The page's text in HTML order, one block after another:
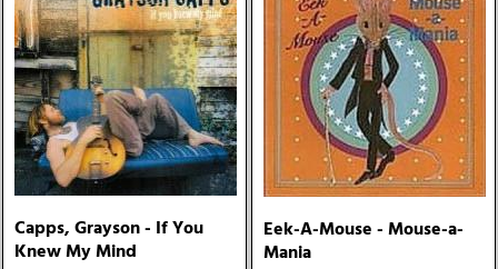
Capps, Grayson - If You
Knew My Mind
Eek-A-Mouse - Mouse-a-
Mania